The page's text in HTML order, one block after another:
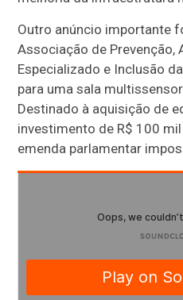
Outro anúncio importante
Associação de Prevenção,
Especializado e Inclusão
para uma sala
Destinado à aquisição de
investimento de R$ 100
emenda parlamentar